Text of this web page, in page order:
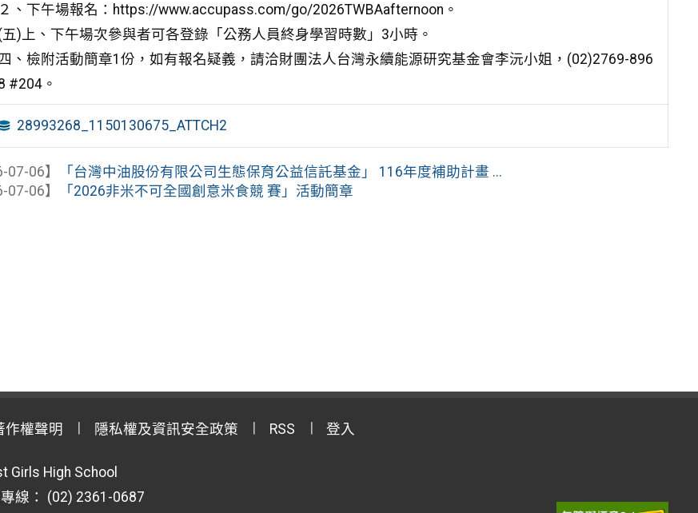
２、下午場報名：https://www.accupass.com/go/2026TWBAafternoon。
五)上、下午場次參與者可各登錄「公務人員終身學習時數」3小時。
、檢附活動簡章1份，如有報名疑義，請洽財團法人台灣永續能源研究基金會李沅小姐，(02)2769-896
#204。
28993268_1150130675_ATTCH2
07-06】
「台灣中油股份有限公司生態保育公益信託基金」 116年度補助計畫 ...
07-06】
「2026非米不可全國創意米食競 賽」活動簡章
作權聲明 隱私權及資訊安全政策 RSS 登入
Girls High School
： (02) 2361-0687